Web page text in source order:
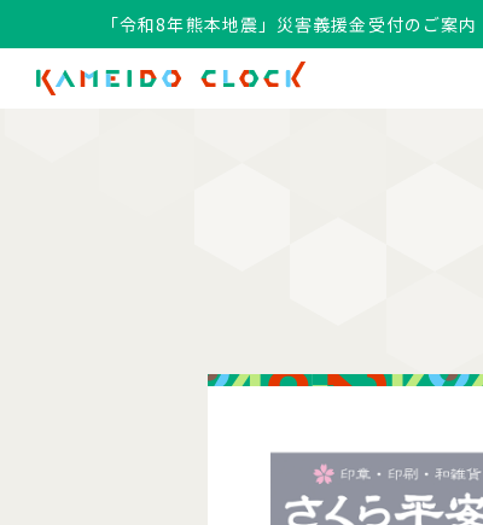
「令和8年熊本地震」災害義援金受付のご案内